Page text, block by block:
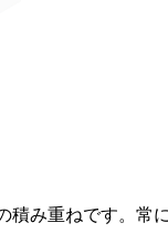
み重ねです。常